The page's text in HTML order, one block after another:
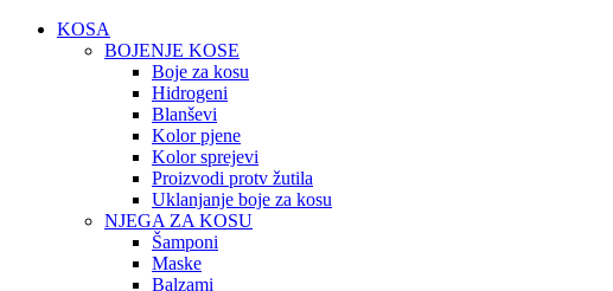
KOSA
BOJENJE KOSE
Boje za kosu
Hidrogeni
Blanševi
Kolor pjene
Kolor sprejevi
Proizvodi protv žutila
Uklanjanje boje za kosu
NJEGA ZA KOSU
Šamponi
Maske
Balzami